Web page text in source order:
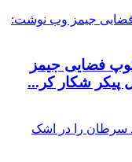
فضایی جیمز
شکار کر...